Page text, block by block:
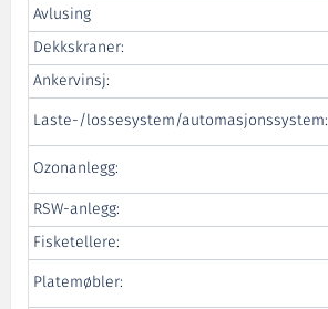
Avlusing
Dekkskraner:
Ankervinsj:
Laste-/lossesystem/automasjonssystem:
Ozonanlegg:
RSW-anlegg:
Fisketellere:
Platemøbler: